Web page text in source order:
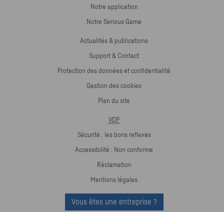
Notre application
Notre Serious Game
Actualités & publications
Support & Contact
Protection des données et confidentialité
Gestion des cookies
Plan du site
VDP
Sécurité : les bons reflexes
Accessibilité : Non conforme
Réclamation
Mentions légales
Vous êtes une entreprise ?